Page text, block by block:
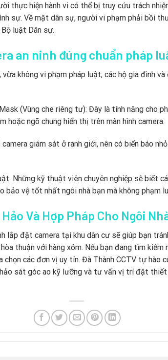
thực hiện hành vi có thể bị truy cứu trách
sự. Về mặt dân sự, người vi phạm phải bồi
luật Dân sự.
an ninh đúng chuẩn pháp
không vi phạm pháp luật, các hộ gia đình
(Vùng che riêng tư): Đây là tính năng cho
hoặc ngõ chung hiển thị trên màn hình camera.
giám sát ở ranh giới, nên có biển báo nhỏ
Những kỹ thuật viên chuyên nghiệp sẽ biết
vệ tốt nhất ngôi nhà bạn mà không phạm
Và Hợp Pháp Cho Ngôi
lắp đặt camera tại khu dân cư sẽ giúp bạn
thuận với hàng xóm. Nếu bạn đang tìm
các đơn vị uy tín. Đà Thành CCTV tự hào
sát góc ao kỹ lưỡng và tư vấn vị trí đặt